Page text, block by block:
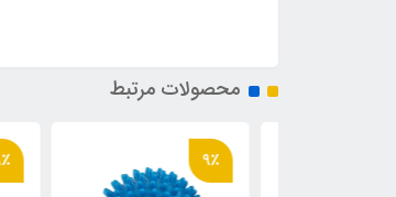
محصولات مرتبط
9٪ 9٪